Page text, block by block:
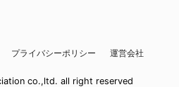
プライバシーポリシー 運営会社
co.,ltd. all right reserved